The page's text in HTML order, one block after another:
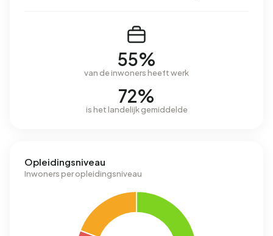
55%
van de inwoners heeft werk
72%
is het landelijk gemiddelde
Opleidingsniveau
Inwoners per opleidingsniveau